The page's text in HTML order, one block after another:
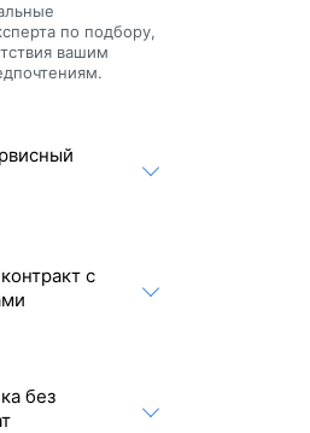
по подбору,
вашим
с
без